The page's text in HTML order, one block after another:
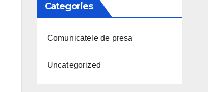
Categories
Comunicatele de presa
Uncategorized